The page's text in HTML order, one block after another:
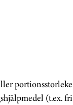
(t.ex.